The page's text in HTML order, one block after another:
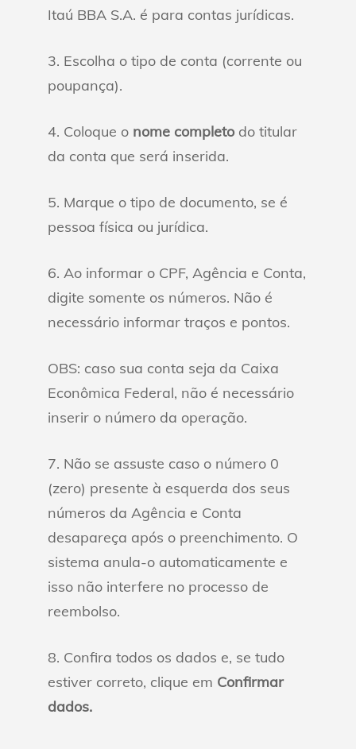
Itaú BBA S.A. é para contas jurídicas.
3. Escolha o tipo de conta (corrente ou
poupança).
4. Coloque o nome completo do titular
da conta que será inserida.
5. Marque o tipo de documento, se é
pessoa física ou jurídica.
6. Ao informar o CPF, Agência e Conta,
digite somente os números. Não é
necessário informar traços e pontos.
OBS: caso sua conta seja da Caixa
Econômica Federal, não é necessário
inserir o número da operação.
7. Não se assuste caso o número 0
(zero) presente à esquerda dos seus
números da Agência e Conta
desapareça após o preenchimento. O
sistema anula-o automaticamente e
isso não interfere no processo de
reembolso.
8. Confira todos os dados e, se tudo
estiver correto, clique em Confirmar
dados.